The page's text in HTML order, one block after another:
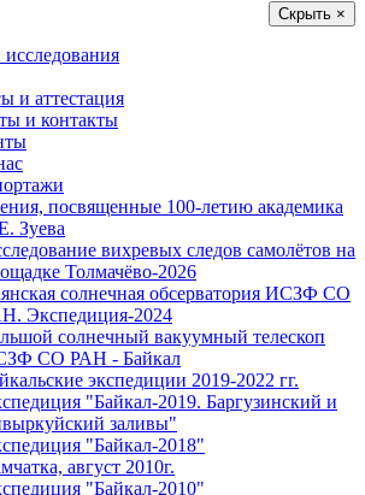
Скрыть ×
и аттестация
и контакты
посвященные 100-летию академика
Зуева
вихревых следов самолётов на
Толмачёво-2026
солнечная обсерватория ИСЗФ СО
Экспедиция-2024
солнечный вакуумный телескоп
СО РАН - Байкал
экспедиции 2019-2022 гг.
"Байкал-2019. Баргузинский и
заливы"
"Байкал-2018"
август 2010г.
"Байкал-2010"